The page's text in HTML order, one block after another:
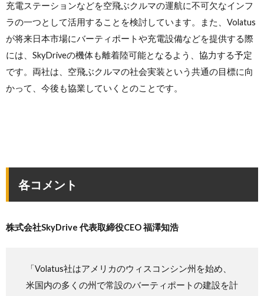
充電ステーションなどを空飛ぶクルマの運航に不可欠なインフ
ラの一つとして活用することを検討しています。また、Volatus
が将来日本市場にバーティポートや充電設備などを提供する際
には、SkyDriveの機体も離着陸可能となるよう、協力する予定
です。両社は、空飛ぶクルマの社会実装という共通の目標に向
かって、今後も協業していくとのことです。
各コメント
株式会社SkyDrive 代表取締役CEO 福澤知浩
「Volatus社はアメリカのウィスコンシン州を始め、
米国内の多くの州で常設のバーティポートの建設を計